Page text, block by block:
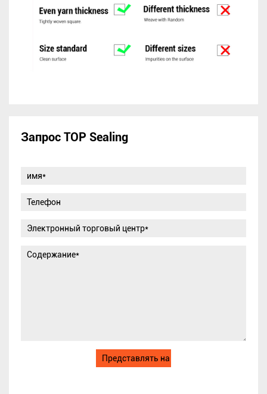
Запрос TOP Sealing